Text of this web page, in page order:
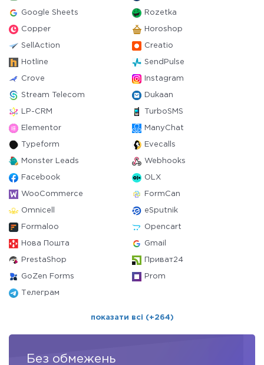
Google Sheets Rozetka
Copper Horoshop
SellAction Creatio
Hotline SendPulse
Crove Instagram
Stream Telecom Dukaan
LP-CRM TurboSMS
Elementor ManyChat
Typeform Evecalls
Monster Leads Webhooks
Facebook OLX
WooCommerce FormCan
Omnicell eSputnik
Formaloo Opencart
Нова Пошта Gmail
PrestaShop Приват24
GoZen Forms Prom
Телеграм
показати всі (+264)
Без обмежень